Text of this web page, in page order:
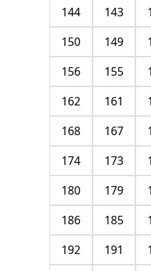
143
144
149
150
155
156
161
162
167
168
173
174
179
180
185
186
191
192